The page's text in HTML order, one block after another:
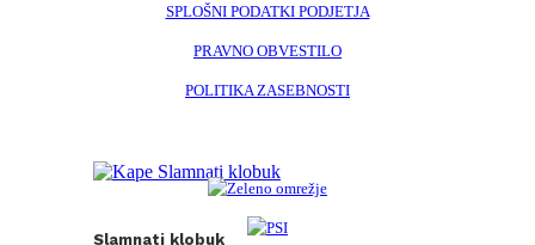
Slamnati klobuk
SPLOŠNI PODATKI PODJETJA
PRAVNO OBVESTILO
POLITIKA ZASEBNOSTI